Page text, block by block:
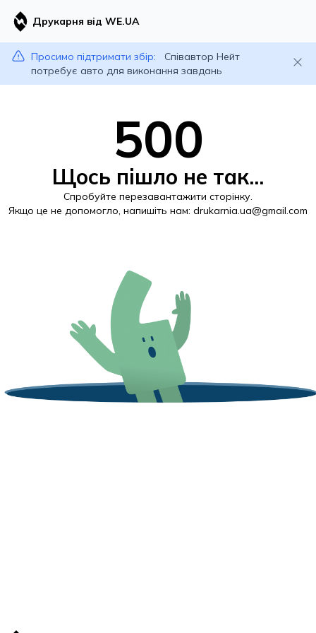
Друкарня від WE.UA
Просимо підтримати збір:
Співавтор Нейт
потребує авто для виконання завдань
500
Щось пішло не так...
Спробуйте перезавантажити сторінку.
Якщо це не допомогло, напишіть нам: drukarnia.ua@gmail.com